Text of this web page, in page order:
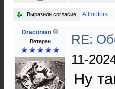
Выразили согласие: Allmotors
Draconian
Ветеран
RE:
11-
Ну